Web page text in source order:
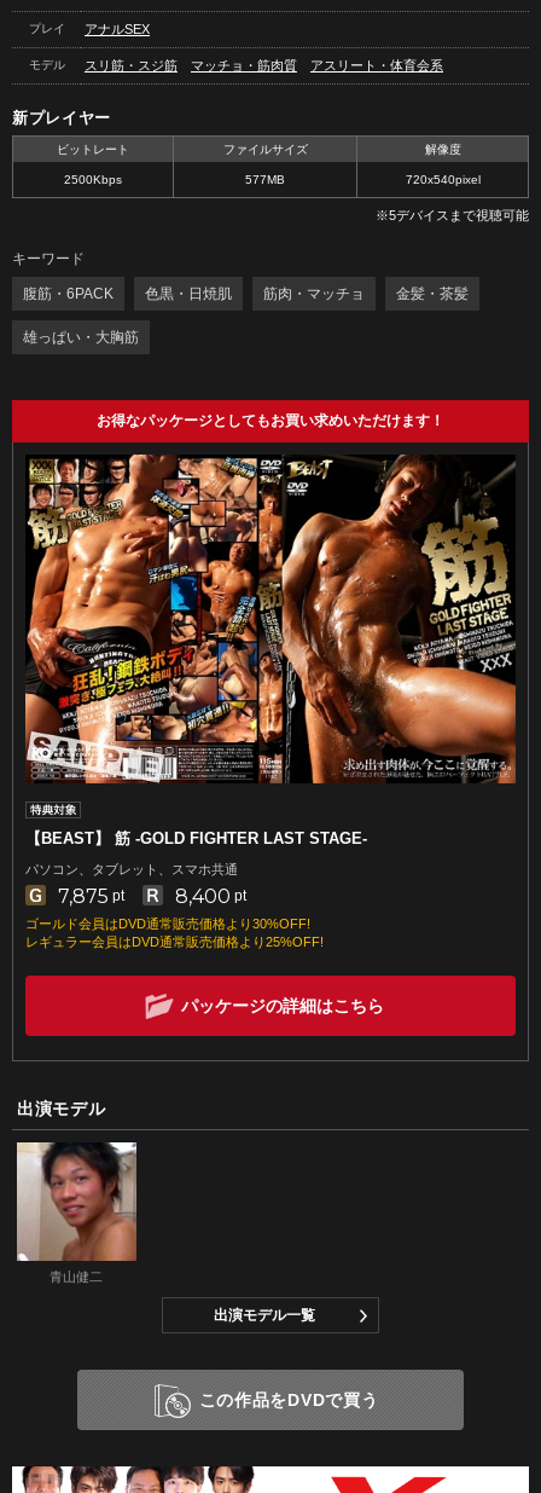
プレイ アナルSEX
モデル スリ筋・スジ筋 マッチョ・筋肉質 アスリート・体育会系
新プレイヤー
ビットレート ファイルサイズ 解像度
2500Kbps 577MB 720x540pixel
※5デバイスまで視聴可能
キーワード
腹筋・6PACK 色黒・日焼肌 筋肉・マッチョ 金髪・茶髪
雄っぱい・大胸筋
お得なパッケージとしてもお買い求めいただけます！
【BEAST】 筋 -GOLD FIGHTER LAST STAGE-
パソコン、タブレット、スマホ共通
7,875 pt 8,400 pt
ゴールド会員はDVD通常販売価格より30%OFF!
レギュラー会員はDVD通常販売価格より25%OFF!
パッケージの詳細はこちら
出演モデル
青山健二
出演モデル一覧
この作品をDVDで買う